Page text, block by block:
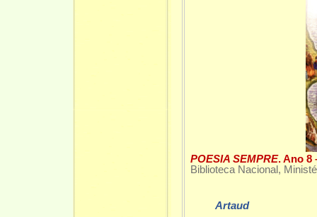
POESIA SEMPRE. Ano 8
Biblioteca Nacional,
Artaud